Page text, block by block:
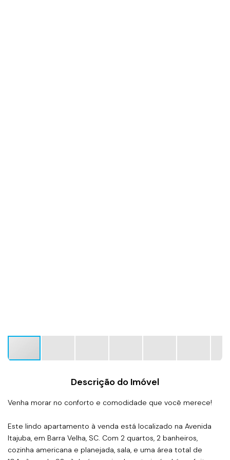
Descrição do Imóvel
Venha morar no conforto e comodidade que você merece!
Este lindo apartamento à venda está localizado na Avenida
Itajuba, em Barra Velha, SC. Com 2 quartos, 2 banheiros,
cozinha americana e planejada, sala, e uma área total de